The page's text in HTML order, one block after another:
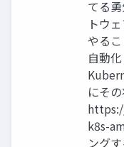
てる
トウ
やる
自動
にそ
k8s-
ング